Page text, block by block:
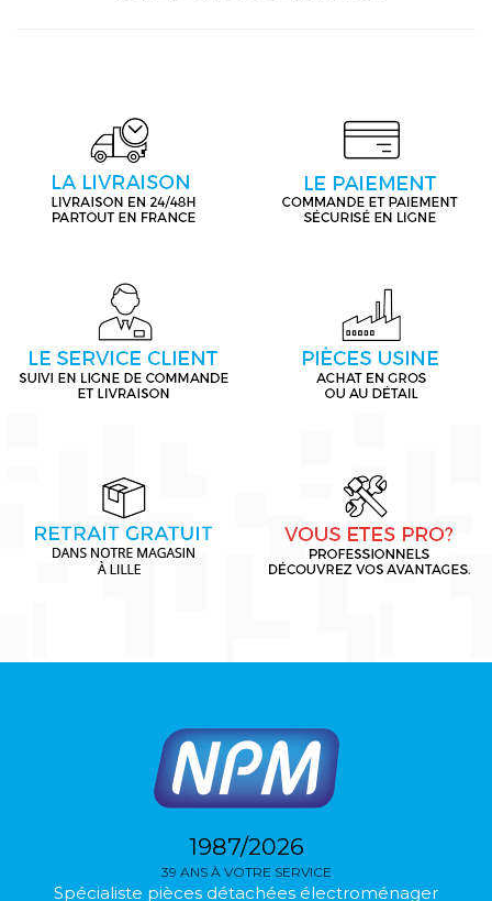
1987/2026
39 ANS À VOTRE SERVICE
Spécialiste pièces détachées électroménager